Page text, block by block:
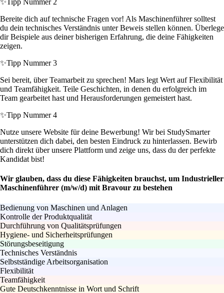
✨ Tipp Nummer 2
Bereite dich auf technische Fragen vor! Als Maschinenführer solltest
du dein technisches Verständnis unter Beweis stellen können. Überlege
dir Beispiele aus deiner bisherigen Erfahrung, die deine Fähigkeiten
zeigen.
✨Tipp Nummer 3
Sei bereit, über Teamarbeit zu sprechen! Mars legt Wert auf Flexibilität
und Teamfähigkeit. Teile Geschichten, in denen du erfolgreich im
Team gearbeitet hast und Herausforderungen gemeistert hast.
✨Tipp Nummer 4
Nutze unsere Website für deine Bewerbung! Wir bei StudySmarter
unterstützen dich dabei, den besten Eindruck zu hinterlassen. Bewirb
dich direkt über unsere Plattform und zeige uns, dass du der perfekte
Kandidat bist!
Wir glauben, dass du diese Fähigkeiten brauchst, um Industrieller
Maschinenführer (m/w/d) mit Bravour zu bestehen
Bedienung von Maschinen und Anlagen
Kontrolle der Produktqualität
Durchführung von Qualitätsprüfungen
Hygiene- und Sicherheitsprüfungen
Störungsbeseitigung
Technisches Verständnis
Selbstständige Arbeitsorganisation
Flexibilität
Teamfähigkeit
Gute Deutschkenntnisse in Wort und Schrift